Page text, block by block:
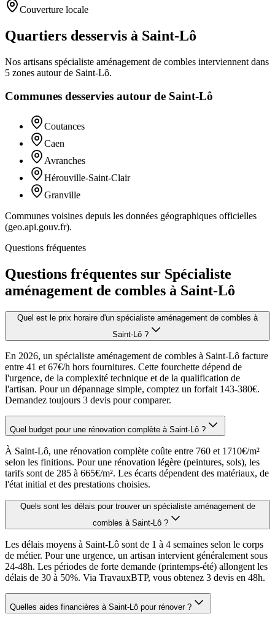
Couverture locale
Quartiers desservis à Saint-Lô
Nos artisans spécialiste aménagement de combles interviennent dans
5 zones autour de Saint-Lô.
Communes desservies autour de Saint-Lô
Coutances
Caen
Avranches
Hérouville-Saint-Clair
Granville
Communes voisines depuis les données géographiques officielles
(geo.api.gouv.fr).
Questions fréquentes
Questions fréquentes sur Spécialiste
aménagement de combles à Saint-Lô
Quel est le prix horaire d'un spécialiste aménagement de combles à
Saint-Lô ?
En 2026, un spécialiste aménagement de combles à Saint-Lô facture
entre 41 et 67€/h hors fournitures. Cette fourchette dépend de
l'urgence, de la complexité technique et de la qualification de
l'artisan. Pour un dépannage simple, comptez un forfait 143-380€.
Demandez toujours 3 devis pour comparer.
Quel budget pour une rénovation complète à Saint-Lô ?
À Saint-Lô, une rénovation complète coûte entre 760 et 1710€/m²
selon les finitions. Pour une rénovation légère (peintures, sols), les
tarifs sont de 285 à 665€/m². Les écarts dépendent des matériaux, de
l'état initial et des prestations choisies.
Quels sont les délais pour trouver un spécialiste aménagement de
combles à Saint-Lô ?
Les délais moyens à Saint-Lô sont de 1 à 4 semaines selon le corps
de métier. Pour une urgence, un artisan intervient généralement sous
24-48h. Les périodes de forte demande (printemps-été) allongent les
délais de 30 à 50%. Via TravauxBTP, vous obtenez 3 devis en 48h.
Quelles aides financières à Saint-Lô pour rénover ?